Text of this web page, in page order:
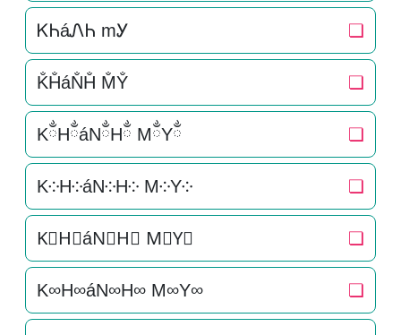
ᏦᏂáᏁᏂ mᎩ ❏
K̐H̐áN̐H̐ M̐Y̐ ❏
KྂHྂáNྂHྂ MྂYྂ ❏
K༶H༶áN༶H༶ M༶Y༶ ❏
K⃕H⃕áN⃕H⃕ M⃕Y⃕ ❏
K∞H∞áN∞H∞ M∞Y∞ ❏